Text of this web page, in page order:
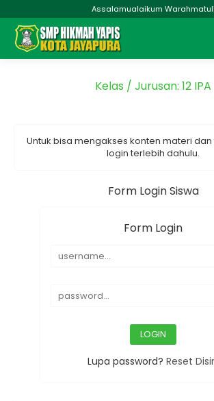
Assalamualaikum
Kelas / Jurusan: 12 IPA
Untuk bisa mengakses konten materi dan
login terlebih dahulu.
Form Login Siswa
Form Login
Lupa password? Reset